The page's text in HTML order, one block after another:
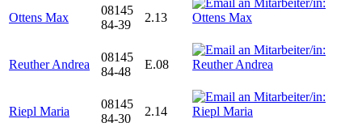
Ottens Max
08145
84-39
2.13
Reuther Andrea
08145
84-48
E.08
Riepl Maria
08145
84-30
2.14